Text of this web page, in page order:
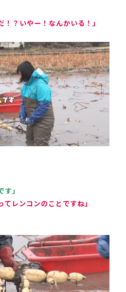
？いやー！なんかいる！」
」
レンコンのことですね」